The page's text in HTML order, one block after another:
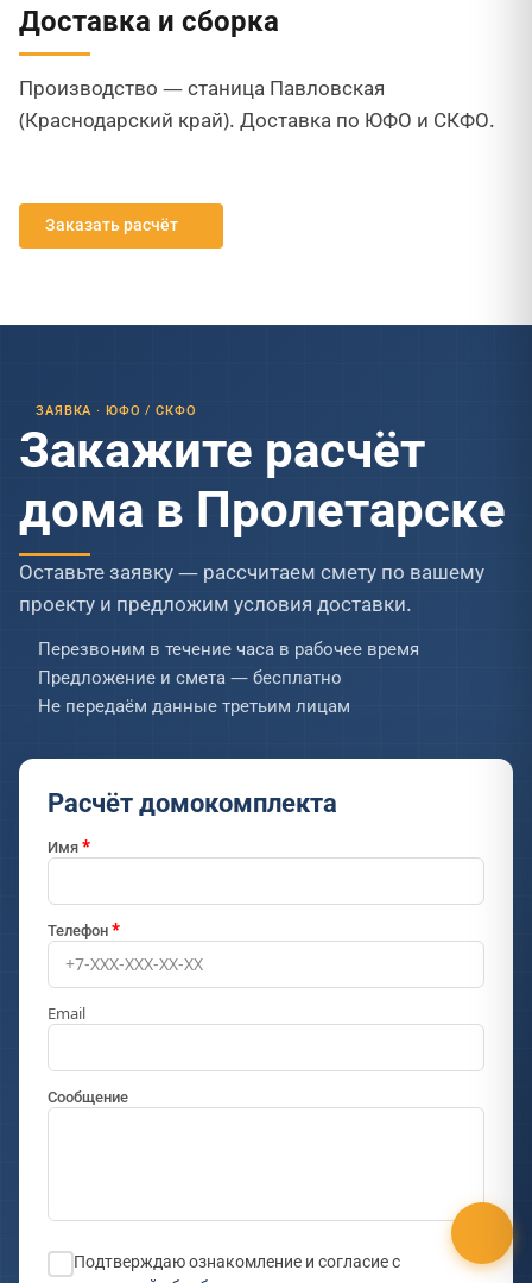
Доставка и сборка
Производство — станица Павловская
(Краснодарский край). Доставка по ЮФО и СКФО.
Заказать расчёт
ЗАЯВКА · ЮФО / СКФО
Закажите расчёт
дома в Пролетарске
Оставьте заявку — рассчитаем смету по вашему
проекту и предложим условия доставки.
Перезвоним в течение часа в рабочее время
Предложение и смета — бесплатно
Не передаём данные третьим лицам
Расчёт домокомплекта
Имя
Телефон
Email
Сообщение
Подтверждаю ознакомление и согласие с